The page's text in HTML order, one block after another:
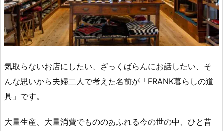
気取らないお店にしたい、ざっくばらんにお話したい、そ
んな思いから夫婦二人で考えた名前が「FRANK暮らしの道
具」です。
大量生産、大量消費でもののあふれる今の世の中、ひと昔